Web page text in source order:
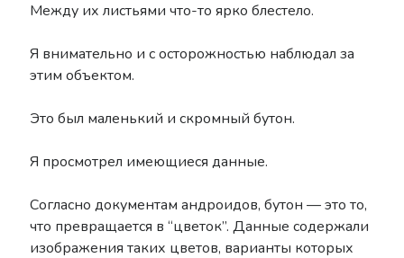
Между их листьями что-то ярко блестело.
Я внимательно и с осторожностью наблюдал за
этим объектом.
Это был маленький и скромный бутон.
Я просмотрел имеющиеся данные.
Согласно документам андроидов, бутон — это то,
что превращается в “цветок”. Данные содержали
изображения таких цветов, варианты которых